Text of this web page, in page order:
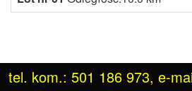
tel. kom.: 501 186 973, e-